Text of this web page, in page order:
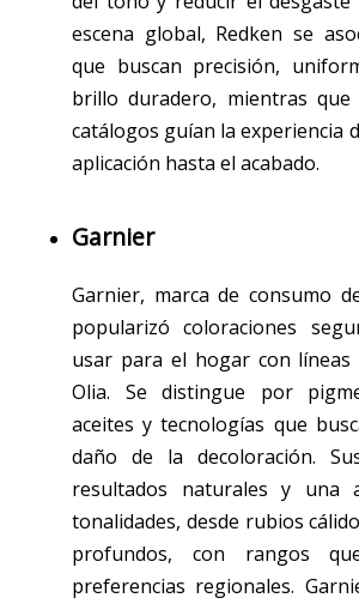
escena global, Redken se
que buscan precisión,
brillo duradero, mientras que
catálogos guían la experiencia
aplicación hasta el acabado.
Garnier
Garnier, marca de consumo
popularizó coloraciones
usar para el hogar con
Olia. Se distingue por
aceites y tecnologías que
daño de la decoloración.
resultados naturales y una
tonalidades, desde rubios
profundos, con rangos
preferencias regionales.